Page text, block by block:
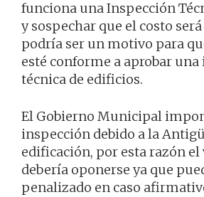
funciona una Inspección
y sospechar que el costo
podría ser un motivo para
esté conforme a aprobar
técnica de edificios.
El Gobierno Municipal
inspección debido a la
edificación, por esta razón el
debería oponerse ya que
penalizado en caso